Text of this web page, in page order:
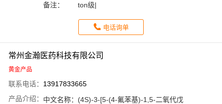
备注：
ton级|
电话询单
常州金瀚医药科技有限公司
黄金产品
联系电话： 13917833665
产品介绍： 中文名称： (4S)-3-[5-(4-氟苯基)-1,5-二氧代戊